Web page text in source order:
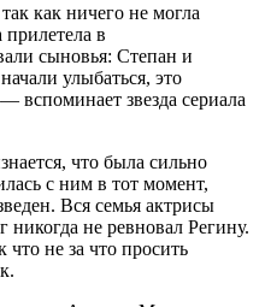
как ничего не могла
прилетела в
сыновья: Степан и
улыбаться, это
вспоминает звезда сериала
что была сильно
с ним в тот момент,
Вся семья актрисы
не ревновал Регину.
не за что просить